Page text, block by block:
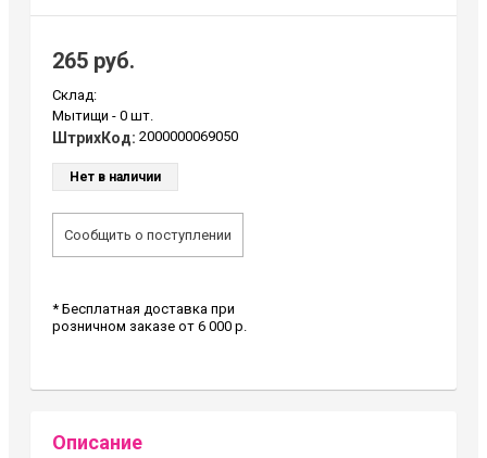
265 руб.
Склад:
Мытищи - 0 шт.
ШтрихКод: 2000000069050
Нет в наличии
Сообщить о поступлении
* Бесплатная доставка при
розничном заказе от 6 000 р.
Описание